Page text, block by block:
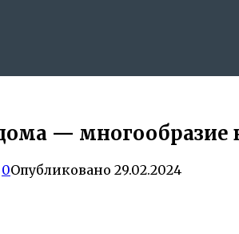
— многообразие
0Опубликовано 29.02.2024